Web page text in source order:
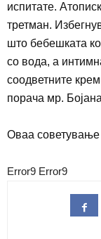
испитате.
третман.
што бебешката
со вода, а
соодветните
порача мр.
Оваа
Error9 Error9